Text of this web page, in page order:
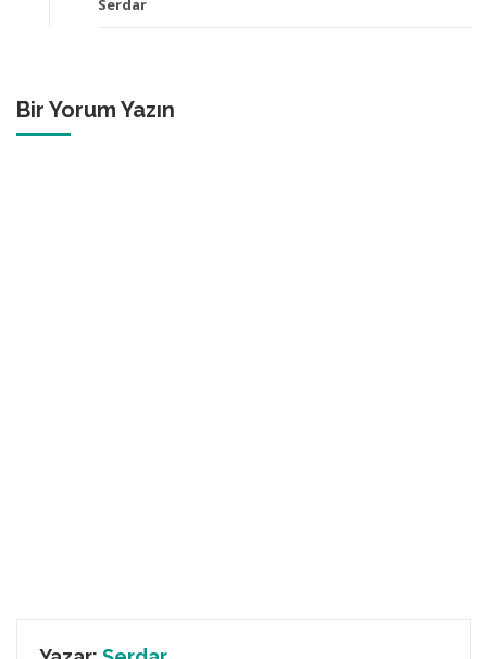
Serdar
Bir Yorum Yazın